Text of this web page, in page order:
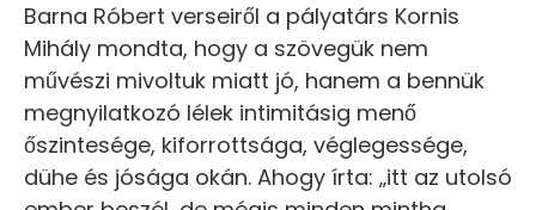
Barna Róbert verseiről a pályatárs Kornis
Mihály mondta, hogy a szövegük nem
művészi mivoltuk miatt jó, hanem a bennük
megnyilatkozó lélek intimitásig menő
őszintesége, kiforrottsága, véglegessége,
dühe és jósága okán. Ahogy írta: „itt az utolsó